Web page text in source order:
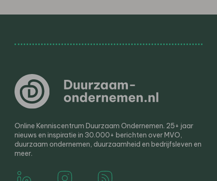
Online Kenniscentrum Duurzaam Ondernemen. 25+ jaar
nieuws en inspiratie in 30.000+ berichten over MVO,
duurzaam ondernemen, duurzaamheid en bedrijfsleven en
meer.